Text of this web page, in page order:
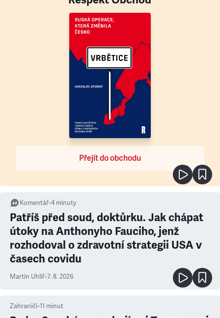
Přejít do obchodu
Komentář•4 minuty
Patříš před soud, doktůrku. Jak chápat
útoky na Anthonyho Fauciho, jenž
rozhodoval o zdravotní strategii USA v
časech covidu
Martin Uhlíř•7. 8. 2026
Zahraničí•11 minut